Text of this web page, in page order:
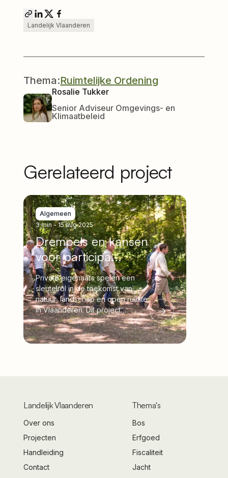
Landelijk Vlaanderen
Rosalie Tukker
Senior Adviseur Omgevings- en
Klimaatbeleid
Thema:Ruimtelijke Ordening
Gerelateerd project
Algemeen
3 min-15 aug 2025
Drempels en kansen
voor participa...
Private eigenaars spelen een
sleutelrol in de toekomst van
natuur, landschap en open ruimte
in Vlaanderen. Dit project
onderzoekt hoe hun
betrokkenheid kan worden
versterkt.
Landelijk Vlaanderen
Over ons
Projecten
Handleiding
Contact
Thema's
Bos
Erfgoed
Fiscaliteit
Jacht